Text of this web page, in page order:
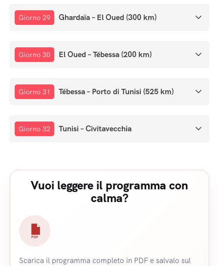
Giorno 29 Ghardaïa – El Oued (300 km)
Giorno 30 El Oued – Tébessa (200 km)
Giorno 31 Tébessa – Porto di Tunisi (525 km)
Giorno 32 Tunisi – Civitavecchia
Vuoi leggere il programma con
calma?
PDF
Scarica il programma completo in PDF e salvalo sul